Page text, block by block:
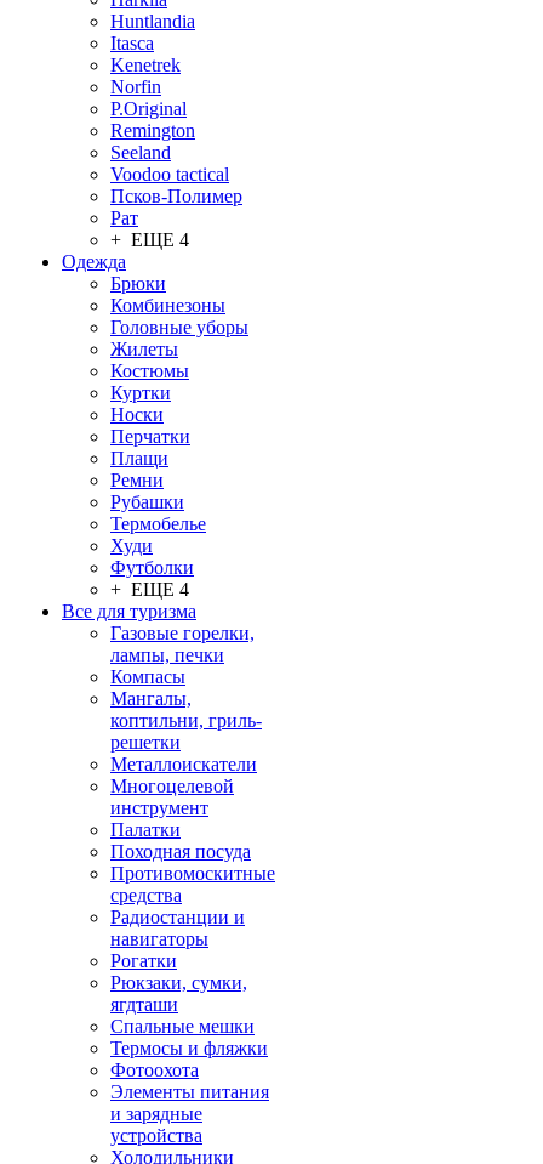
Huntlandia
Itasca
Kenetrek
Norfin
P.Original
Remington
Seeland
Voodoo tactical
Псков-Полимер
Рат
+ ЕЩЕ 4
Одежда
Брюки
Комбинезоны
Головные уборы
Жилеты
Костюмы
Куртки
Носки
Перчатки
Плащи
Ремни
Рубашки
Термобелье
Худи
Футболки
+ ЕЩЕ 4
Все для туризма
Газовые горелки,
лампы, печки
Компасы
Мангалы,
коптильни, гриль-
решетки
Металлоискатели
Многоцелевой
инструмент
Палатки
Походная посуда
Противомоскитные
средства
Радиостанции и
навигаторы
Рогатки
Рюкзаки, сумки,
ягдташи
Спальные мешки
Термосы и фляжки
Фотоохота
Элементы питания
и зарядные
устройства
Холодильники